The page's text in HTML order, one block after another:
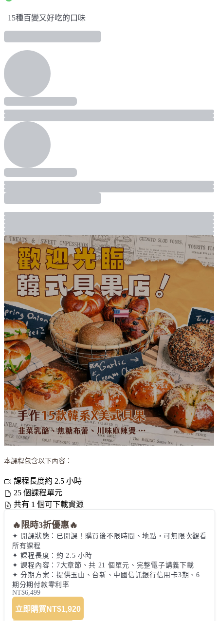
15種百變又好吃的口味
本課程包含以下內容：
課程長度約 2.5 小時
25 個課程單元
共有 1 個可下載資源
🔥限時3折優惠🔥
✦ 開課狀態：已開課！購買後不限時間、地點，可無限次觀看
所有課程
✦ 課程長度：約 2.5 小時
✦ 課程內容：7大章節、共 21 個單元、完整電子講義下載
✦ 分期方案：提供玉山、台新、中國信託銀行信用卡3期、6
期分期付款零利率
NT$6,499
立即購買 NT$1,920